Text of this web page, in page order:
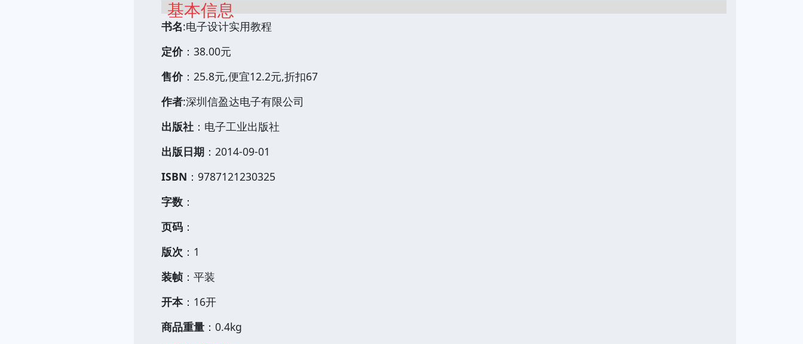
基本信息
书名:电子设计实用教程
定价：38.00元
售价：25.8元,便宜12.2元,折扣67
作者:深圳信盈达电子有限公司
出版社 ：电子工业出版社
出版日期 ：2014-09-01
ISBN ：9787121230325
字数 ：
页码 ：
版次 ：1
装帧 ：平装
开本：16开
商品重量 ：0.4kg